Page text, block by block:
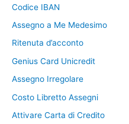
Codice IBAN
Assegno a Me Medesimo
Ritenuta d’acconto
Genius Card Unicredit
Assegno Irregolare
Costo Libretto Assegni
Attivare Carta di Credito